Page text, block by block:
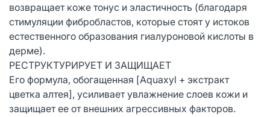
возвращает коже тонус и эластичность (благодаря
стимуляции фибробластов, которые стоят у истоков
естественного образования гиалуроновой кислоты в
дерме).
РЕСТРУКТУРИРУЕТ И ЗАЩИЩАЕТ
Его формула, обогащенная [Aquaxyl + экстракт
цветка алтея], усиливает увлажнение слоев кожи и
защищает ее от внешних агрессивных факторов.